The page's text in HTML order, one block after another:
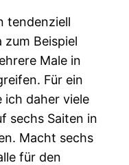
tendenziell
zum Beispiel
Male in
Für ein
ich daher viele
sechs Saiten in
Macht sechs
für den